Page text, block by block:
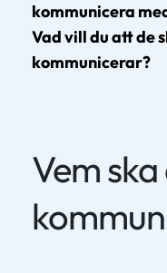
kommunicera
Vad vill du att de
kommunicerar?
Vem ska